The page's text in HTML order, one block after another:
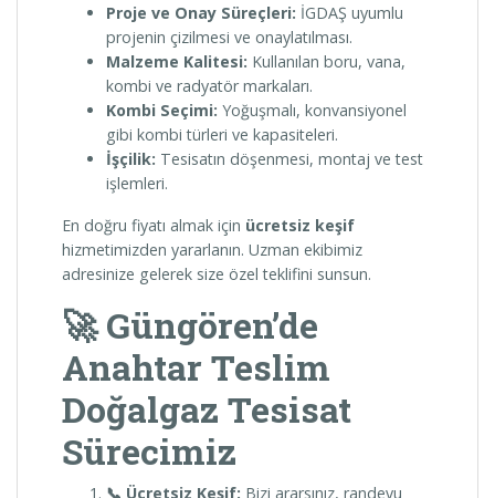
Proje ve Onay Süreçleri: İGDAŞ uyumlu
projenin çizilmesi ve onaylatılması.
Malzeme Kalitesi: Kullanılan boru, vana,
kombi ve radyatör markaları.
Kombi Seçimi: Yoğuşmalı, konvansiyonel
gibi kombi türleri ve kapasiteleri.
İşçilik: Tesisatın döşenmesi, montaj ve test
işlemleri.
En doğru fiyatı almak için ücretsiz keşif
hizmetimizden yararlanın. Uzman ekibimiz
adresinize gelerek size özel teklifini sunsun.
🚀 Güngören’de
Anahtar Teslim
Doğalgaz Tesisat
Sürecimiz
📞 Ücretsiz Keşif: Bizi ararsınız, randevu